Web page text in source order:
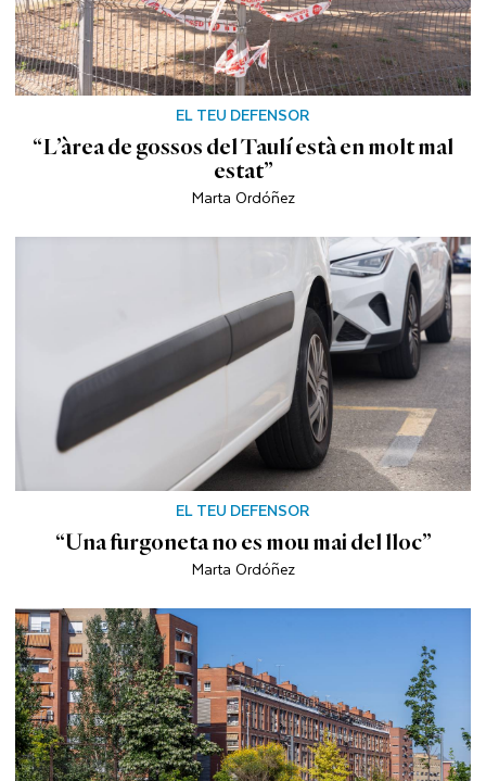
EL TEU DEFENSOR
“L’àrea de gossos del Taulí està en molt mal
estat”
Marta Ordóñez
EL TEU DEFENSOR
“Una furgoneta no es mou mai del lloc”
Marta Ordóñez